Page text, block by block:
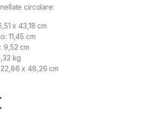
circolare:
x 43,18 cm
11,45 cm
9,52 cm
kg
x 48,26 cm